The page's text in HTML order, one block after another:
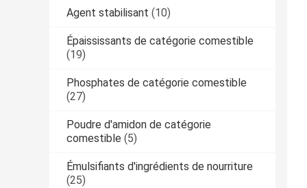
Agent stabilisant (10)
Épaississants de catégorie comestible
(19)
Phosphates de catégorie comestible
(27)
Poudre d'amidon de catégorie
comestible (5)
Émulsifiants d'ingrédients de nourriture
(25)